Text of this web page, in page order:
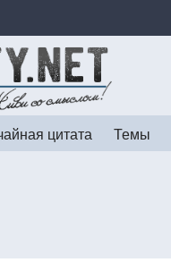
цитата Темы